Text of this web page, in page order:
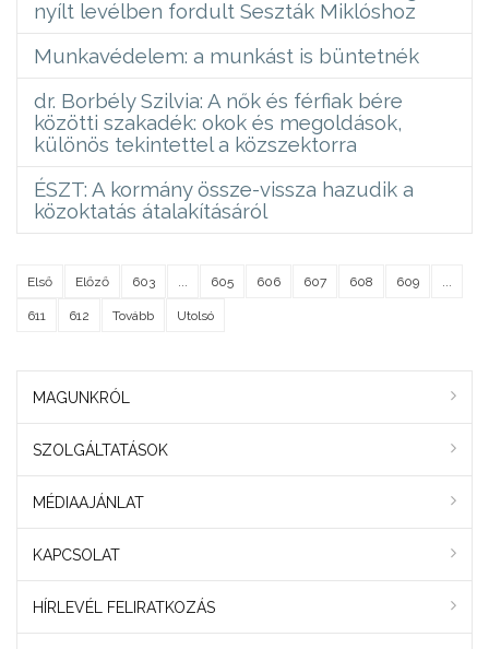
nyílt levélben fordult Seszták Miklóshoz
Munkavédelem: a munkást is büntetnék
dr. Borbély Szilvia: A nők és férfiak bére
közötti szakadék: okok és megoldások,
különös tekintettel a közszektorra
ÉSZT: A kormány össze-vissza hazudik a
közoktatás átalakításáról
Első Előző 603 605 606 607 608 609
611 612 Tovább Utolsó
MAGUNKRÓL
SZOLGÁLTATÁSOK
MÉDIAAJÁNLAT
KAPCSOLAT
HÍRLEVÉL FELIRATKOZÁS